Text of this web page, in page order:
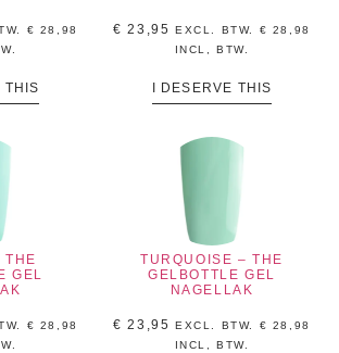
€ 28,98
THIS
€ 23,95 EXCL. BTW. € 28,98
INCL, BTW.
I DESERVE THIS
THE
GEL
€ 28,98
TURQUOISE – THE
GELBOTTLE GEL
NAGELLAK
€ 23,95 EXCL. BTW. € 28,98
INCL, BTW.